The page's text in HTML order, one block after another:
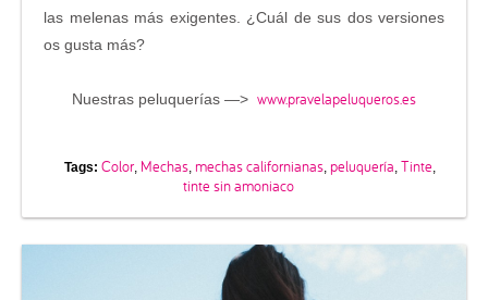
las melenas más exigentes. ¿Cuál de sus dos versiones
os gusta más?
Nuestras peluquerías —> www.pravelapeluqueros.es
Tags: Color, Mechas, mechas californianas, peluquería, Tinte,
tinte sin amoniaco